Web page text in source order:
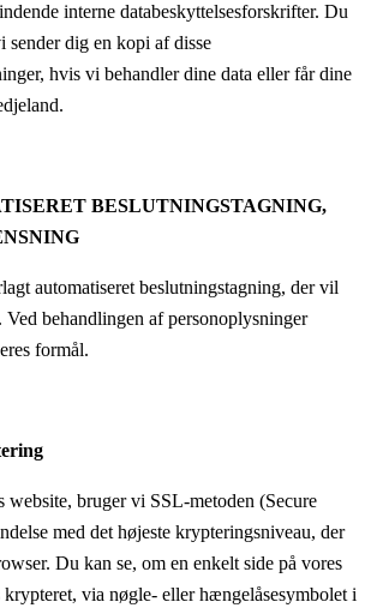
interne databeskyttelsesforskrifter. Du
sender dig en kopi af disse
hvis vi behandler dine data eller får dine
BESLUTNINGSTAGNING,
automatiseret beslutningstagning, der vil
behandlingen af personoplysninger
formål.
website, bruger vi SSL-metoden (Secure
med det højeste krypteringsniveau, der
Du kan se, om en enkelt side på vores
krypteret, via nøgle- eller hængelåsesymbolet i